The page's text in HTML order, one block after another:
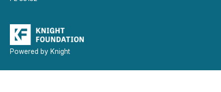
Powered by Knight